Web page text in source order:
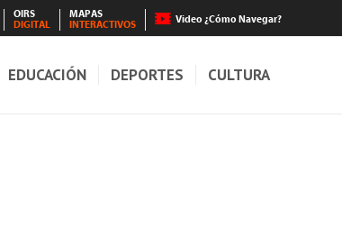
OIRS
DIGITAL
MAPAS
INTERACTIVOS
Video ¿Cómo Navegar?
EDUCACIÓN DEPORTES CULTURA